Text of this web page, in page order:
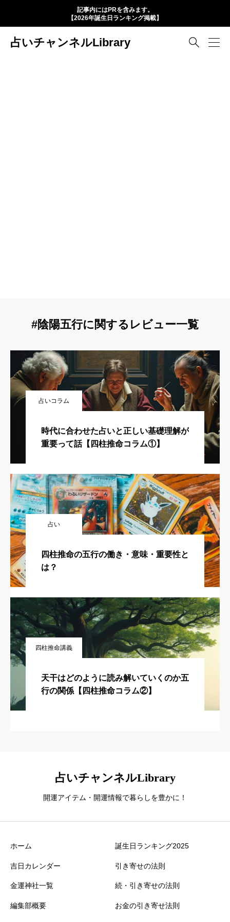
記事内にはPRを含みます。
【2026年誕生日ランキング掲載】
占いチャンネルLibrary 
#陰陽五行に関するレビュー一覧
占いコラム
時代に合わせた占いと正しい基礎理解が
重要って話【四柱推命コラム①】
占い
四柱推命の五行の働き・意味・重要性と
は？
四柱推命講義
天干はどのように読み解いていくのか五
行の関係【四柱推命コラム②】
占いチャンネルLibrary
開運アイテム・開運情報で暮らしを豊かに！
ホーム
吉日カレンダー
金運神社一覧
編集部概要
誕生日ランキング2025
引き寄せの法則
続・引き寄せの法則
お金の引き寄せ法則